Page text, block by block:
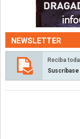
NEWSLETTER
Reciba